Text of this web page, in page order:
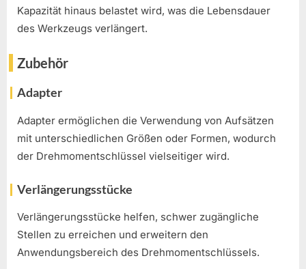
Kapazität hinaus belastet wird, was die Lebensdauer
des Werkzeugs verlängert.
Zubehör
Adapter
Adapter ermöglichen die Verwendung von Aufsätzen
mit unterschiedlichen Größen oder Formen, wodurch
der Drehmomentschlüssel vielseitiger wird.
Verlängerungsstücke
Verlängerungsstücke helfen, schwer zugängliche
Stellen zu erreichen und erweitern den
Anwendungsbereich des Drehmomentschlüssels.